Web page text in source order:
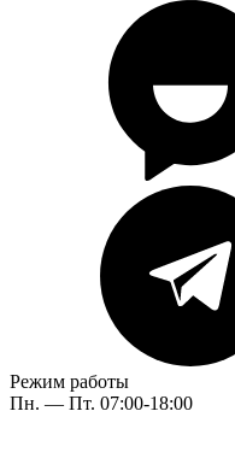
Режим работы
Пн. — Пт. 07:00-18:00